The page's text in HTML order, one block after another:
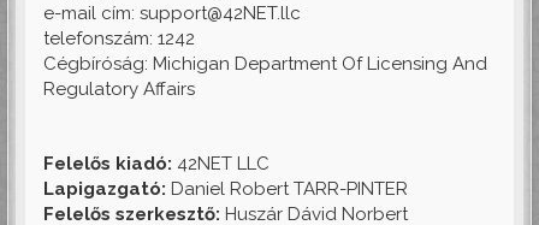
e-mail cím: support@42NET.llc
telefonszám: 1242
Cégbíróság: Michigan Department Of Licensing And
Regulatory Affairs
Felelős kiadó: 42NET LLC
Lapigazgató: Daniel Robert TARR-PINTER
Felelős szerkesztő: Huszár Dávid Norbert